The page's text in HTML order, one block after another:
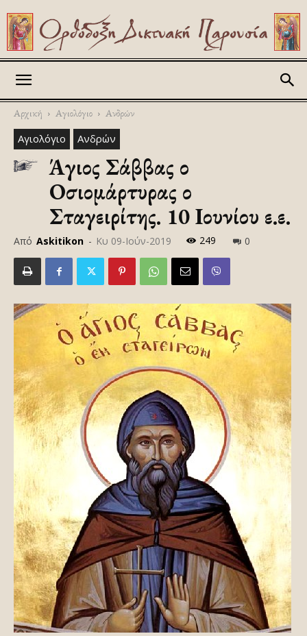
Αρχική Αγιολόγιο Ανδρών
Αγιολόγιο Ανδρών
Άγιος Σάββας ο
Οσιομάρτυρας ο
Σταγειρίτης. 10 Ιουνίου ε.ε.
Από Askitikon - Κυ 09-Ιούν-2019 249 0